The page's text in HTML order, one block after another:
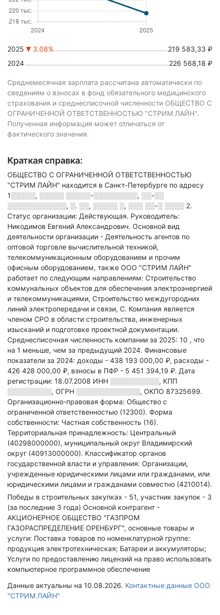
2025 3.08%
219 583,33 ₽
2024
226 568,18 ₽
Среднемесячная зарплата рассчитана автоматически по
сведениям о взносах в фонд обязательного медицинского
страхования и среднесписочной численности ОБЩЕСТВО С
ОГРАНИЧЕННОЙ ОТВЕТСТВЕННОСТЬЮ "СТРИМ ЛАЙН".
Полученная информация может отличаться от
фактического значения.
Краткая справка:
ОБЩЕСТВО С ОГРАНИЧЕННОЙ ОТВЕТСТВЕННОСТЬЮ
"СТРИМ ЛАЙН" находится в Санкт-Петербурге по адресу
1░░░░░, ░░░░░ ░░░░░-░░░░░░░░░, ░░-░░
░░░░░░░░░░░░, ░. ░░, ░░░░░ ░, ░░░ ░░-░ ░░░░ 2.
Статус организации: Действующая. Руководитель:
Никодимов Евгений Александрович. Основной вид
деятельности организации - Деятельность агентов по
оптовой торговле вычислительной техникой,
телекоммуникационным оборудованием и прочим
офисным оборудованием, также ООО "СТРИМ ЛАЙН"
работает по следующим направлениям: Строительство
коммунальных объектов для обеспечения электроэнергией
и телекоммуникациями, Строительство междугородних
линий электропередачи и связи, С. Компания является
членом СРО в области строительства, инженерных
изысканий и подготовке проектной документации.
Среднесписочная численность компании за 2025: 10 , что
на 1 меньше, чем за предыдущий 2024. Финансовые
показатели за 2024: доходы - 438 193 000,00 ₽, расходы -
426 428 000,00 ₽, взносы в ПФР - 5 451 394,19 ₽. Дата
регистрации: 18.07.2008 ИНН ░░░░░░░░░░, КПП
░░░░░░░░░, ОГРН ░░░░░░░░░░░░░, ОКПО 87325699.
Организационно-правовая форма: Общество с
ограниченной ответственностью (12300). Форма
собственности: Частная собственность (16).
Территориальная принадлежность: Центральный
(40298000000), муниципальный округ Владимирский
округ (40913000000). Классификатор органов
государственной власти и управления: Организации,
учрежденные юридическими лицами или гражданами, или
юридическими лицами и гражданами совместно (4210014).
Победы в строительных закупках - 51, участник закупок - 3
(за последние 3 года) Основной контрагент -
АКЦИОНЕРНОЕ ОБЩЕСТВО "ГАЗПРОМ
ГАЗОРАСПРЕДЕЛЕНИЕ ОРЕНБУРГ", основные товары и
услуги: Поставка товаров по номенклатурной группе:
продукция электротехническая; Батареи и аккумуляторы;
Услуги по предоставлению лицензий на право использовать
компьютерное программное обеспечение
Данные актуальны на 10.08.2026. Контактные данные ООО
"СТРИМ ЛАЙН"